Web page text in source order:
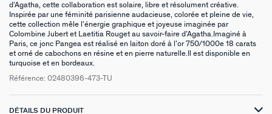
EARCUFFS
CRÉOLES À COMPOSER
BRACELETS ARGENTÉS
NOS LOOKS
CADEAUX EN ACIER INOXYDABLE
CADEAUX PLAQUÉS À L'OR
CANDY
VESTIAIRES
SAINT HONORÉ
d’Agatha, cette collaboration est solaire, libre et résolument créative.
Inspirée par une féminité parisienne audacieuse, colorée et pleine de vie,
cette collection mêle l’énergie graphique et joyeuse imaginée par
Colombine Jubert et Laetitia Rouget au savoir-faire d’Agatha.Imaginé à
Paris, ce jonc Pangea est réalisé en laiton doré à l’or 750/1000e 18 carats
et orné de cabochons en résine et en pierre naturelle.Il est disponible en
turquoise et en bordeaux.
Référence: 02480396-473-TU
DÉTAILS DU PRODUIT